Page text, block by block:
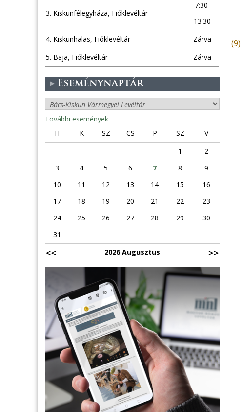
(9)
3. Kiskunfélegyháza, Fióklevéltár
7:30-
13:30
4. Kiskunhalas, Fióklevéltár
Zárva
5. Baja, Fióklevéltár
Zárva
Eseménynaptár
További események..
H
K SZ CS P SZ
V
1
2
3
4 5 6 7 8
9
10
11 12 13 14 15
16
17
18 19 20 21 22
23
24
25 26 27 28 29
30
31
2026 Augusztus